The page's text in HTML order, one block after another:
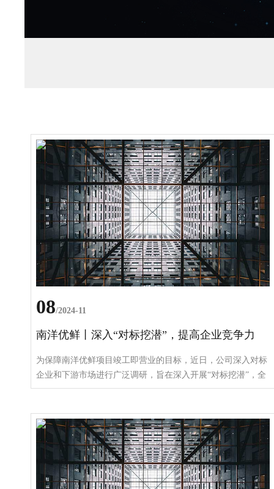
08/2024-11
南洋优鲜丨深入“对标挖潜”，提高企业竞争力
为保障南洋优鲜项目竣工即营业的目标，近日，公司深入对标
企业和下游市场进行广泛调研，旨在深入开展“对标挖潜”，全
面提高企业竞争力和寻求更多合作机会，力保项目投产后能够
品。 调研中，公司先后走访国润牛肉、瑞宝红牛肉业等省内
牛肉生产加工企业，就南洋优